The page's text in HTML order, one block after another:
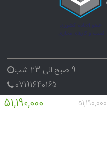
51,190,000
51,190,000
9 صبح الی 23 شب
07191640165
09338282656